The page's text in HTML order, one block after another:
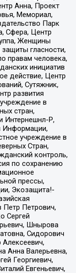
Анна, Проект
Мемориал,
Парк
Сфера, Центр
Женщины
гласности,
правам человека,
инициатив
действие, Центр
Сутяжник,
развития
в
стран,
Интернешнл-Р,
Информации,
учреждение в
Стран,
контроль,
по сохранению
прессы,
Экозащита!-
Петр Петрович,
Сергей
Шнырова
Сидорович
Анна Валерьевна,
Георгиевич,
Евгеньевич,